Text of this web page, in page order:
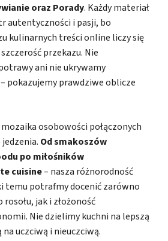
oraz Porady. Każdy materiał
autentyczności i pasji, bo
kulinarnych treści online liczy się
przekazu. Nie
ani nie ukrywamy
pokazujemy prawdziwe oblicze
osobowości połączonych
Od smakoszów
po miłośników
cuisine– nasza różnorodność
temu potrafmy docenić zarówno
jak i złożoność
Nie dzielimy kuchni na lepszą
uczciwą i nieuczciwą.